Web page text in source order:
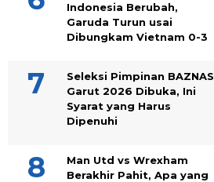
Indonesia Berubah,
Garuda Turun usai
Dibungkam Vietnam 0-3
Seleksi Pimpinan BAZNAS
Garut 2026 Dibuka, Ini
Syarat yang Harus
Dipenuhi
Man Utd vs Wrexham
Berakhir Pahit, Apa yang